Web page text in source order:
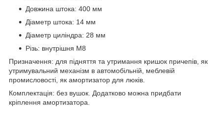
Довжина штока: 400 мм
Діаметр штока: 14 мм
Діаметр циліндра: 28 мм
Різь: внутрішня M8
Призначення: для підняття та утримання кришок причепів, як
утримувальний механізм в автомобільній, меблевій
промисловості, як амортизатор для люків.
Комплектація: без вушок. Додатково можна придбати
кріплення амортизатора.